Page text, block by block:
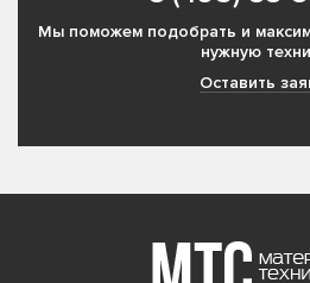
Мы поможем подобрать и
нужную
Оставить